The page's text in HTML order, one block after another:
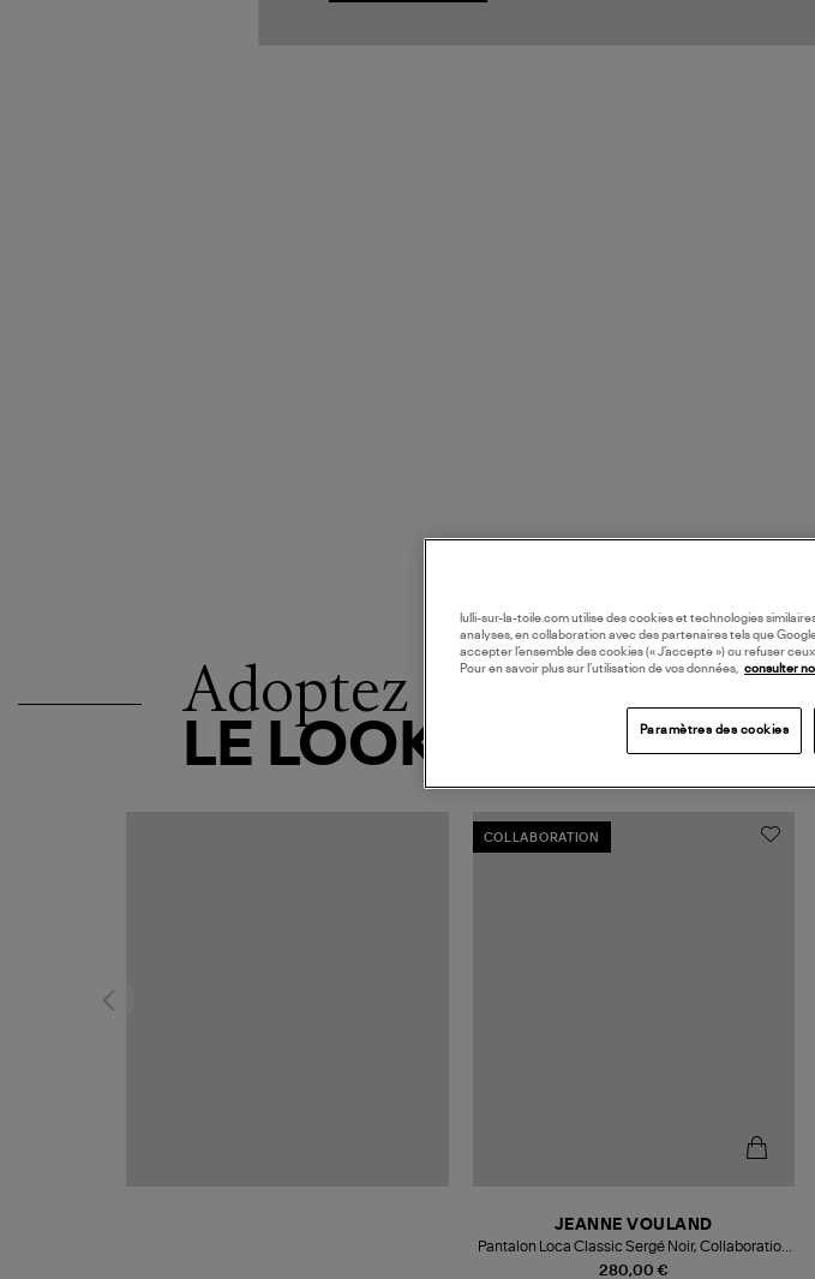
Adoptez
LE LOOK
COLLABORATION
280,00 €
JEANNE VOULAND
Pantalon Loca Classic Sergé Noir, Collaboration
JV x Véronika Loubry
lulli-sur-la-toile.com utilise des cookies et technologies
analyses, en collaboration avec des partenaires tels que
accepter l’ensemble des cookies (« J’accepte ») ou refuser
Pour en savoir plus sur l’utilisation de vos données, consulter
Paramètres des cookies